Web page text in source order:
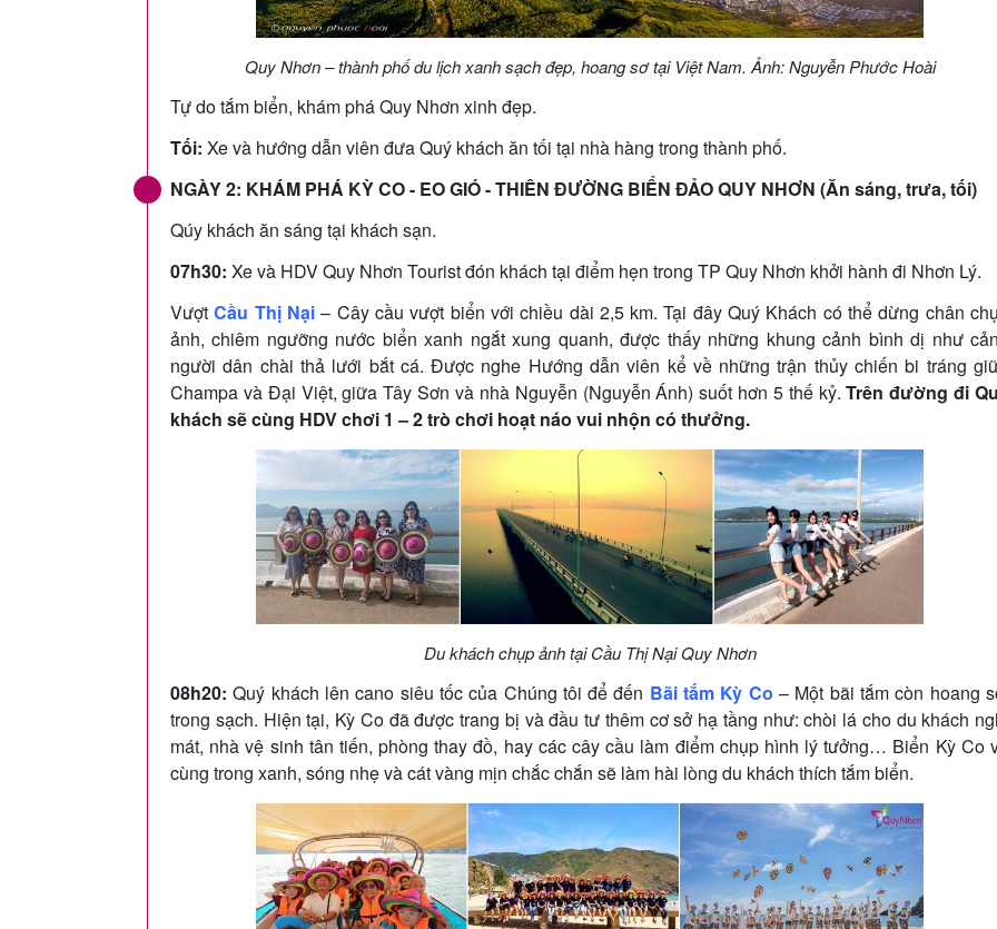
Quy Nhơn – thành phố du lịch xanh sạch đẹp, hoang sơ tại Việt Nam. Ảnh: Nguyễn Phước Hoài
Tự do tắm biển, khám phá Quy Nhơn xinh đẹp.
Tối: Xe và hướng dẫn viên đưa Quý khách ăn tối tại nhà hàng trong thành phố.
NGÀY 2: KHÁM PHÁ KỲ CO - EO GIÓ - THIÊN ĐƯỜNG BIỂN ĐẢO QUY NHƠN (Ăn sáng, trưa, tối)
Qúy khách ăn sáng tại khách sạn.
07h30: Xe và HDV Quy Nhơn Tourist đón khách tại điểm hẹn trong TP Quy Nhơn khởi hành đi Nhơn Lý.
VượtCầu Thị Nại– Cây cầu vượt biển với chiều dài 2,5 km. Tại đây Quý Khách có thể dừng chân
ảnh, chiêm ngưỡng nước biển xanh ngắt xung quanh, được thấy những khung cảnh bình dị như
người dân chài thả lưới bắt cá. Được nghe Hướng dẫn viên kể về những trận thủy chiến bi tráng
Champa và Đại Việt, giữa Tây Sơn và nhà Nguyễn (Nguyễn Ánh) suốt hơn 5 thế kỷ.Trên đường đi
khách sẽ cùng HDV chơi 1 – 2 trò chơi hoạt náo vui nhộn có thưởng.
Du khách chụp ảnh tại Cầu Thị Nại Quy Nhơn
08h20: Quý khách lên cano siêu tốc của Chúng tôi để đến Bãi tắm Kỳ Co – Một bãi tắm còn hoang
trong sạch. Hiện tại, Kỳ Co đã được trang bị và đầu tư thêm cơ sở hạ tầng như: chòi lá cho du khách
mát, nhà vệ sinh tân tiến, phòng thay đồ, hay các cây cầu làm điểm chụp hình lý tưởng… Biển Kỳ Co
cùng trong xanh, sóng nhẹ và cát vàng mịn chắc chắn sẽ làm hài lòng du khách thích tắm biển.